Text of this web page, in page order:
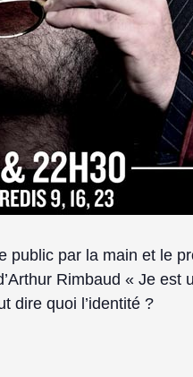
public par la main et le
Rimbaud « Je
dire quoi l’identité ?